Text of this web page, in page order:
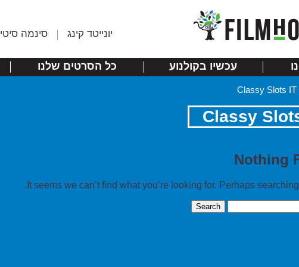
יונייטד קינג סינמה סיטי
עכשיו בקולנוע כל הסרטים שלנו
Classy Slots IT
Classy
Nothing
It seems we can’t find what you’re looking for. Perhaps